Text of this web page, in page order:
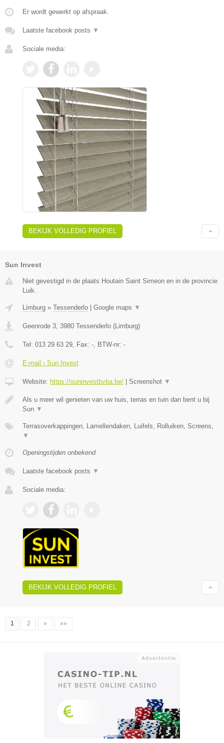
Er wordt gewerkt op afspraak.
Laatste facebook posts ▼
Sociale media:
BEKIJK VOLLEDIG PROFIEL
Sun Invest
Niet gevestigd in de plaats Houtain Saint Simeon en in de provincie
Luik.
Limburg » Tessenderlo Google maps ▼
Geenrode 3 3980 Tessenderlo ( Limburg)
Tel: 013 29 63 29 , Fax: - , BTW-nr: -
E-mail › Sun Invest
Website: https://suninvestbvba.be/ Screenshot ▼
Als u meer wil genieten van uw huis, terras en tuin dan bent u bij
Sun ▼
Terrasoverkappingen, Lamellendaken, Luifels, Rolluiken, Screens,
▼
Openingstijden onbekend
Laatste facebook posts ▼
Sociale media:
BEKIJK VOLLEDIG PROFIEL
1 2 » »»